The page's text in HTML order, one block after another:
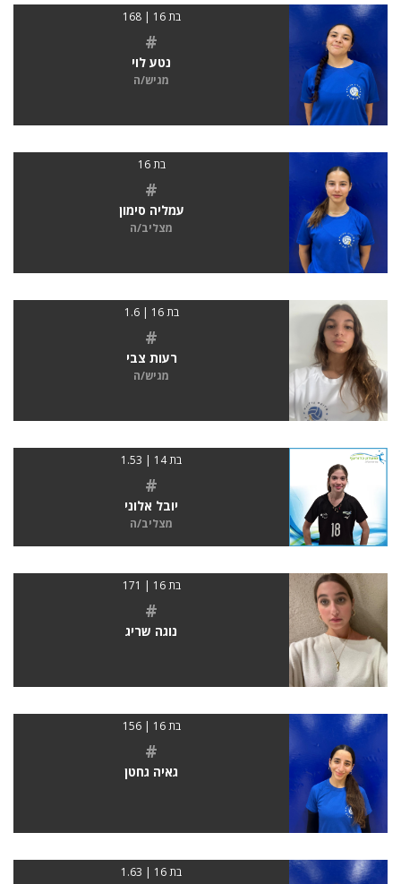
בת 16 | 168
#
נטע לוי
מגיש/ה
בת 16
#
עמליה סימון
מצליב/ה
בת 16 | 1.6
#
רעות צבי
מגיש/ה
בת 14 | 1.53
#
יובל אלוני
מצליב/ה
בת 16 | 171
#
נוגה שריג
בת 16 | 156
#
גאיה גחטן
בת 16 | 1.63